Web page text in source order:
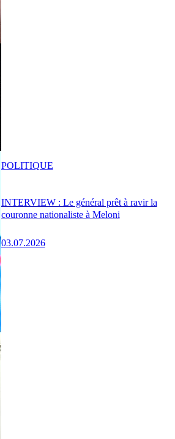
INTERVIEW : Le général prêt à ravir la
couronne nationaliste à Meloni
03.07.2026
POLITIQUE